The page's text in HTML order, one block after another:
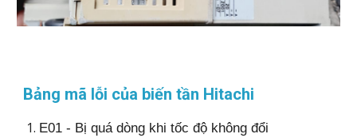
Bảng mã lỗi của biến tần Hitachi
E01 - Bị quá dòng khi tốc độ không đổi